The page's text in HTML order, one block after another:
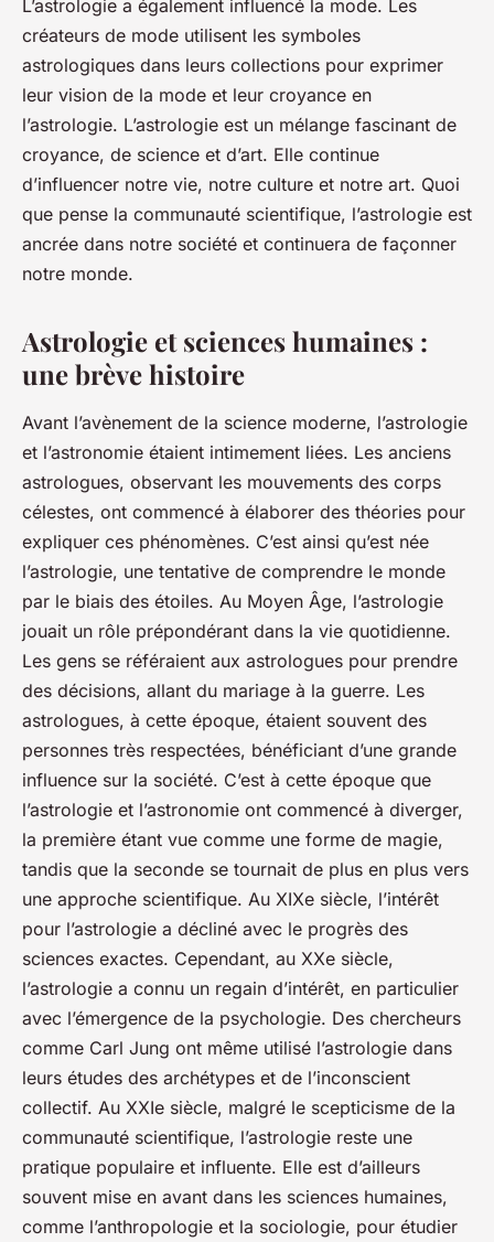
L’astrologie a également influencé la mode. Les
créateurs de mode utilisent les symboles
astrologiques dans leurs collections pour exprimer
leur vision de la mode et leur croyance en
l’astrologie. L’astrologie est un mélange fascinant de
croyance, de science et d’art. Elle continue
d’influencer notre vie, notre culture et notre art. Quoi
que pense la communauté scientifique, l’astrologie est
ancrée dans notre société et continuera de façonner
notre monde.
Astrologie et sciences humaines :
une brève histoire
Avant l’avènement de la science moderne, l’astrologie
et l’astronomie étaient intimement liées. Les anciens
astrologues, observant les mouvements des corps
célestes, ont commencé à élaborer des théories pour
expliquer ces phénomènes. C’est ainsi qu’est née
l’astrologie, une tentative de comprendre le monde
par le biais des étoiles. Au Moyen Âge, l’astrologie
jouait un rôle prépondérant dans la vie quotidienne.
Les gens se référaient aux astrologues pour prendre
des décisions, allant du mariage à la guerre. Les
astrologues, à cette époque, étaient souvent des
personnes très respectées, bénéficiant d’une grande
influence sur la société. C’est à cette époque que
l’astrologie et l’astronomie ont commencé à diverger,
la première étant vue comme une forme de magie,
tandis que la seconde se tournait de plus en plus vers
une approche scientifique. Au XIXe siècle, l’intérêt
pour l’astrologie a décliné avec le progrès des
sciences exactes. Cependant, au XXe siècle,
l’astrologie a connu un regain d’intérêt, en particulier
avec l’émergence de la psychologie. Des chercheurs
comme Carl Jung ont même utilisé l’astrologie dans
leurs études des archétypes et de l’inconscient
collectif. Au XXIe siècle, malgré le scepticisme de la
communauté scientifique, l’astrologie reste une
pratique populaire et influente. Elle est d’ailleurs
souvent mise en avant dans les sciences humaines,
comme l’anthropologie et la sociologie, pour étudier